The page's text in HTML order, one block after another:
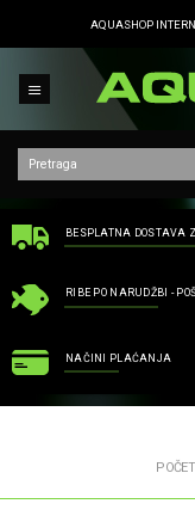
AQUASHOP
BESPLATNA DOSTAVA
RIBE PO NARUDŽBI -
NAČINI PLAĆANJA